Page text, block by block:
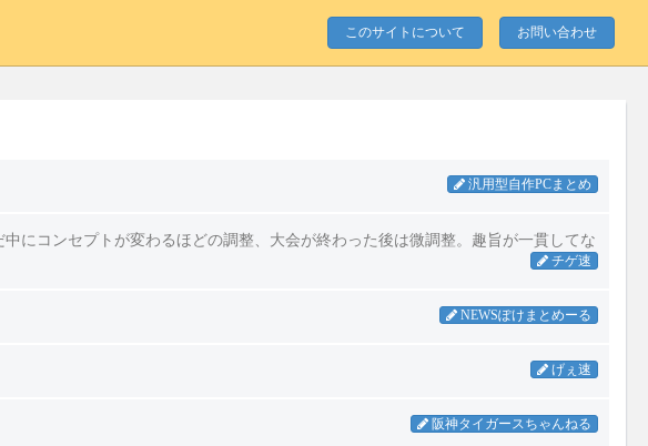
このサイトについて お問い合わせ